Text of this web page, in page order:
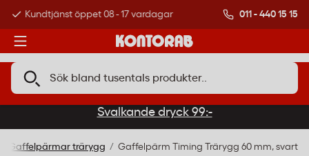
Kundtjänst öppet 08 - 17 vardagar Över 500 000
011 - 440 15 15
Svalkande dryck 99:-
Gaffelpärmar trärygg Gaffelpärm Timing Trärygg 60 mm, svart